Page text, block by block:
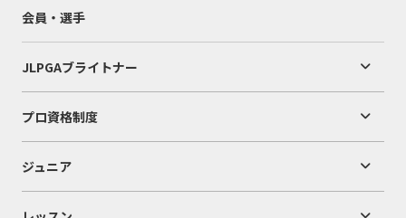
会員・選手
JLPGAブライトナー
プロ資格制度
ジュニア